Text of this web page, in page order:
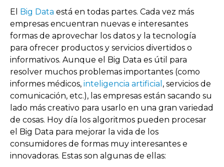
El Big Data está en todas partes. Cada vez más
empresas encuentran nuevas e interesantes
formas de aprovechar los datos y la tecnología
para ofrecer productos y servicios divertidos o
informativos. Aunque el Big Data es útil para
resolver muchos problemas importantes (como
informes médicos, inteligencia artificial , servicios de
comunicación, etc.), las empresas están sacando su
lado más creativo para usarlo en una gran variedad
de cosas. Hoy día los algoritmos pueden procesar
el Big Data para mejorar la vida de los
consumidores de formas muy interesantes e
innovadoras. Estas son algunas de ellas: